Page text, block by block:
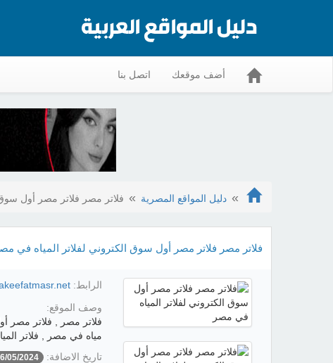
أضف موقعك اتصل بنا
دليل المواقع المصرية فلاتر مصر فلاتر مصر أول سوق
فلاتر مصر فلاتر مصر أول سوق الكتروني لفلاتر المياه في
الرابط:
وصف الموقع:
مياه في مصر , فلاتر
تاريخ الاضافة:
05/2024